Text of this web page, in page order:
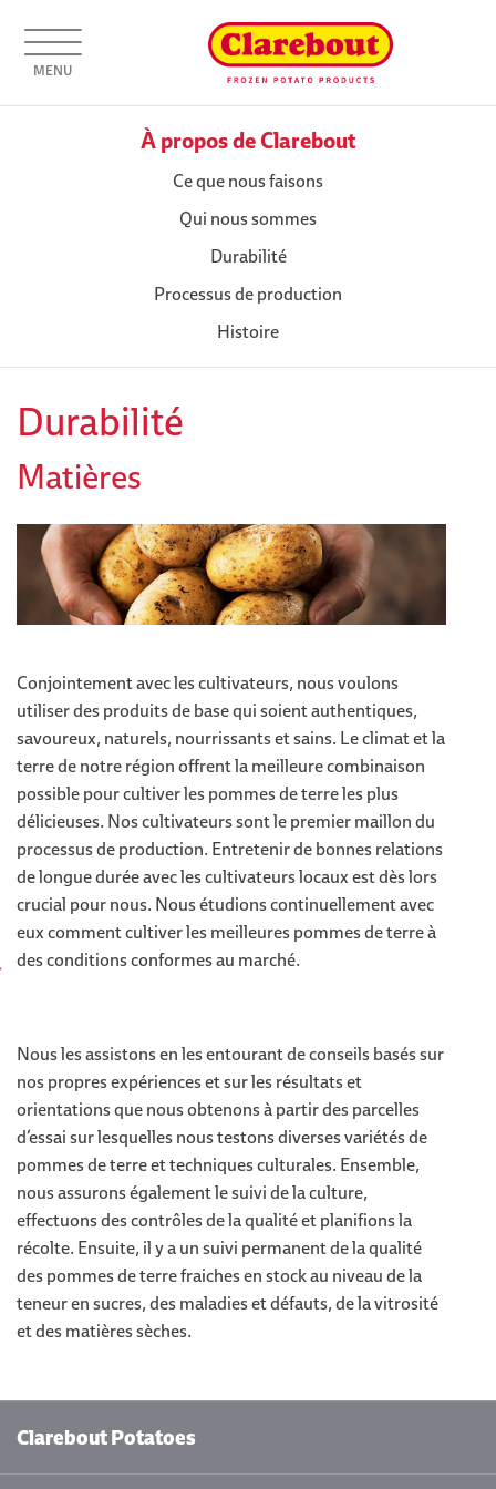
MENU
À propos de Clarebout
Ce que nous faisons
Qui nous sommes
Durabilité
Processus de production
Histoire
Durabilité
Matières
Conjointement avec les cultivateurs, nous voulons
utiliser des produits de base qui soient authentiques,
savoureux, naturels, nourrissants et sains. Le climat et la
terre de notre région offrent la meilleure combinaison
possible pour cultiver les pommes de terre les plus
délicieuses. Nos cultivateurs sont le premier maillon du
processus de production. Entretenir de bonnes relations
de longue durée avec les cultivateurs locaux est dès lors
crucial pour nous. Nous étudions continuellement avec
eux comment cultiver les meilleures pommes de terre à
des conditions conformes au marché.
Nous les assistons en les entourant de conseils basés sur
nos propres expériences et sur les résultats et
orientations que nous obtenons à partir des parcelles
d’essai sur lesquelles nous testons diverses variétés de
pommes de terre et techniques culturales. Ensemble,
nous assurons également le suivi de la culture,
effectuons des contrôles de la qualité et planifions la
récolte. Ensuite, il y a un suivi permanent de la qualité
des pommes de terre fraiches en stock au niveau de la
teneur en sucres, des maladies et défauts, de la vitrosité
et des matières sèches.
Clarebout Potatoes